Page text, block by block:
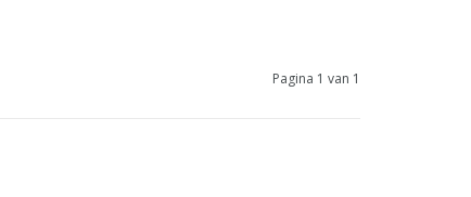
Pagina 1 van 1